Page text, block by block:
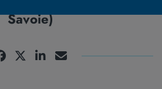
Savoie)